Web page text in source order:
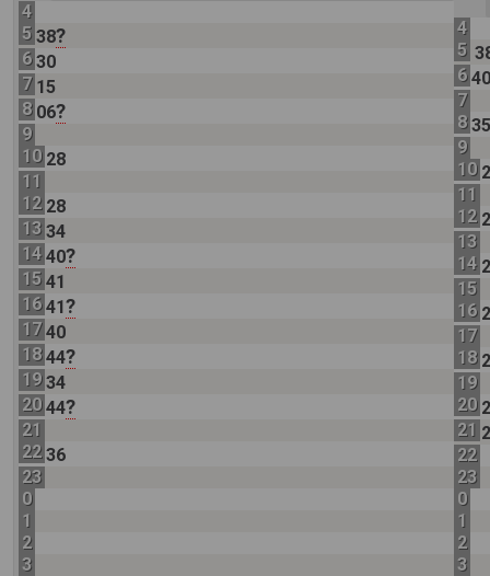
4
5 38?
6 30
7 15
8 06?
9
10 28
11
12 28
13 34
14 40?
15 41
16 41?
17 40
18 44?
19 34
20 44?
21
22 36
23
0
1
2
3
4
5
6
7
8
9
10
11
12
13
14
15
16
17
18
19
20
21
22
23
0
1
2
3